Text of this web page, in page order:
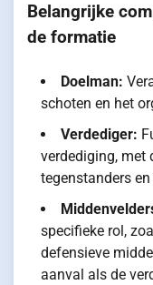
Belangrijke
de formatie
Doelman:
schoten en het
Verdediger:
verdediging, met
tegenstanders
specifieke rol,
defensieve
aanval als de